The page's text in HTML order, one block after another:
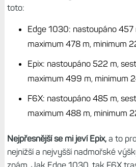
toto:
Edge 1030: nastoupáno
maximum 478 m, minimum
Epix: nastoupáno 522 m,
maximum 499 m, minimum
F6X: nastoupáno 485 m,
maximum 488 m, minimum
Nejpřesnější se mi jeví Epix,a to
nejnižší a nejvyšší nadmořské